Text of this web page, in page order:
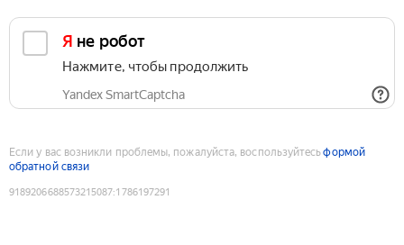
Я не робот
Нажмите, чтобы продолжить
Yandex SmartCaptcha
Если у вас возникли проблемы, пожалуйста, воспользуйтесьформой
обратной связи
9189206688573215087:1786197291